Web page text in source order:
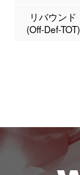
リバウンド
(Off-Def-TOT)